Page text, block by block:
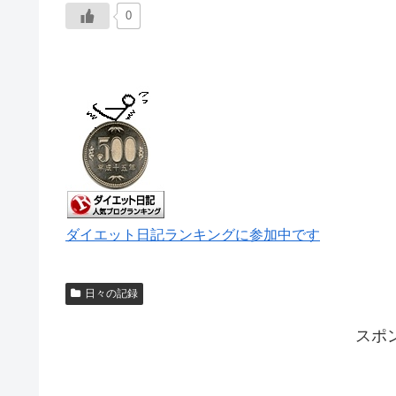
0
ダイエット日記ランキングに参加中です
日々の記録
スポ